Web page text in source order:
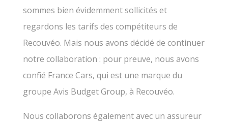
sommes bien évidemment sollicités et
regardons les tarifs des compétiteurs de
Recouvéo. Mais nous avons décidé de continuer
notre collaboration : pour preuve, nous avons
confié France Cars, qui est une marque du
groupe Avis Budget Group, à Recouvéo.
Nous collaborons également avec un assureur